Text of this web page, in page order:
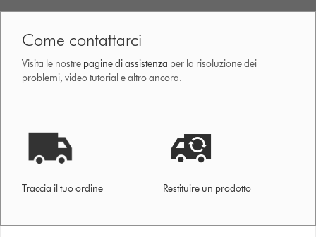
Come contattarci
Visita le nostre pagine di assistenza per la risoluzione dei
problemi, video tutorial e altro ancora.
Traccia il tuo ordine Restituire un prodotto